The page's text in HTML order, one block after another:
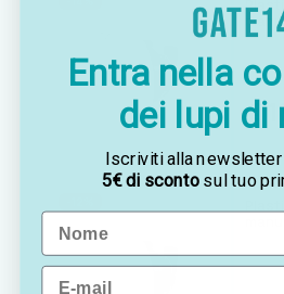
€
Entra nella
dei lupi di
Iscriviti alla
5€ di scontosul tuo
Name
Email